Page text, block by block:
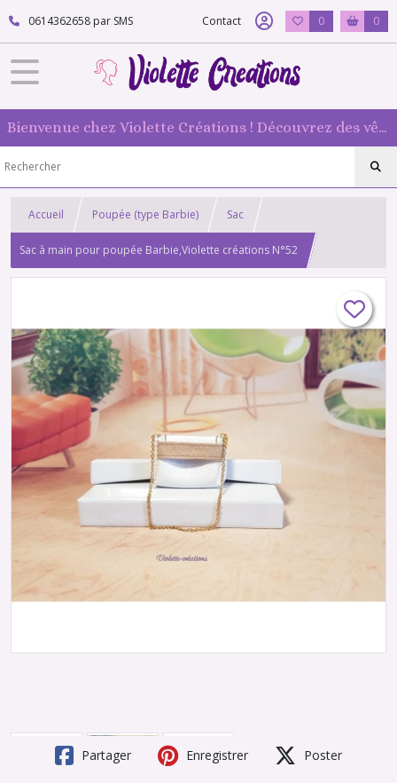
0614362658 par SMS Contact 0 0
Bienvenue chez Violette Créations ! Découvrez des vêtements faits main pour vos poupées mannequin : originaux et 100 % fabriqués en France
Accueil Poupée (type Barbie) Sac
Sac à main pour poupée Barbie,Violette créations N°52
Partager Enregistrer Poster